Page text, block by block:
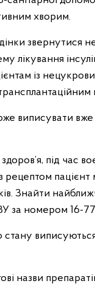
хворим.
звернутися
лікування
із
виписувати вже
під час
рецептом
Знайти
за номером 16-
стану
назви